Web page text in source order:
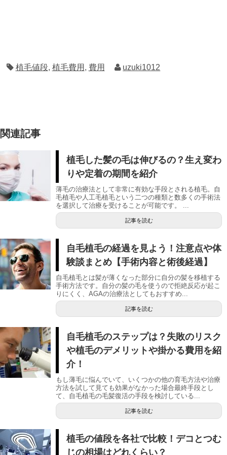
植毛値段, 植毛費用 , 費用 uzuki1012
関連記事
植毛した髪の毛は伸びるの？生え変わ
りや定着の期間を紹介
薄毛の治療法として非常に有効な手段とされる植毛。自
毛植毛や人工毛植毛という二つの種類と数多くの手術法
を選択して治療を受けることが可能です。 ...
記事を読む
自毛植毛の経過を見よう！注意点や体
験談まとめ【手術内容と術後経過】
自毛植毛とは髪が薄くなった部分に自分の髪を移植する
手術方法です。自分の髪の毛を使うので拒絶反応が起こ
りにくく、AGAの治療法としてもおすすめ...
記事を読む
自毛植毛のステップは？失敗のリスク
や植毛のデメリットや掛かる費用を紹
介！
もし薄毛に悩んでいて、いくつかの他の育毛方法や治療
方法を試して見ても効果がなかった場合最終手段とし
て、自毛植毛の毛髪復活の手段を検討している...
記事を読む
植毛の値段を各社で比較！デコとつむ
じの相場はどれくらい？